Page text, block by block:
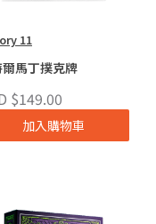
11
爾馬丁撲克牌
$149.00
加入購物車